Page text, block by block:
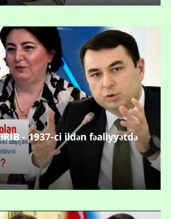
- 1937-ci ildən fəaliyyətdə